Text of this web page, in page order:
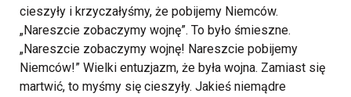
cieszyły i krzyczałyśmy, że pobijemy Niemców.
„Nareszcie zobaczymy wojnę”. To było śmieszne.
„Nareszcie zobaczymy wojnę! Nareszcie pobijemy
Niemców!” Wielki entuzjazm, że była wojna. Zamiast się
martwić, to myśmy się cieszyły. Jakieś niemądre